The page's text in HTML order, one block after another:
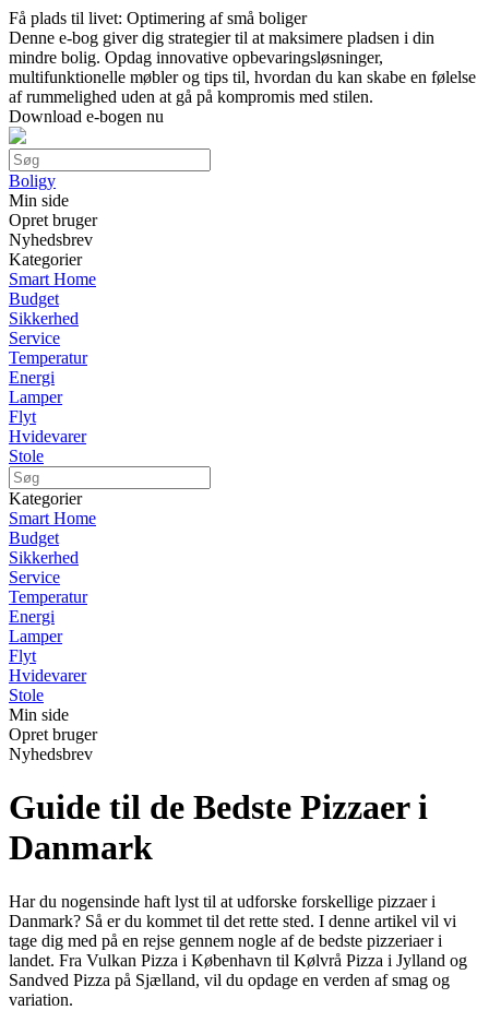
Få plads til livet: Optimering af små boliger
Denne e-bog giver dig strategier til at maksimere pladsen i din
mindre bolig. Opdag innovative opbevaringsløsninger,
multifunktionelle møbler og tips til, hvordan du kan skabe en følelse
af rummelighed uden at gå på kompromis med stilen.
Download e-bogen nu
Boligy
Min side
Opret bruger
Nyhedsbrev
Kategorier
Smart Home
Budget
Sikkerhed
Service
Temperatur
Energi
Lamper
Flyt
Hvidevarer
Stole
Kategorier
Smart Home
Budget
Sikkerhed
Service
Temperatur
Energi
Lamper
Flyt
Hvidevarer
Stole
Min side
Opret bruger
Nyhedsbrev
Guide til de Bedste Pizzaer i
Danmark
Har du nogensinde haft lyst til at udforske forskellige pizzaer i
Danmark? Så er du kommet til det rette sted. I denne artikel vil vi
tage dig med på en rejse gennem nogle af de bedste pizzeriaer i
landet. Fra Vulkan Pizza i København til Kølvrå Pizza i Jylland og
Sandved Pizza på Sjælland, vil du opdage en verden af smag og
variation.